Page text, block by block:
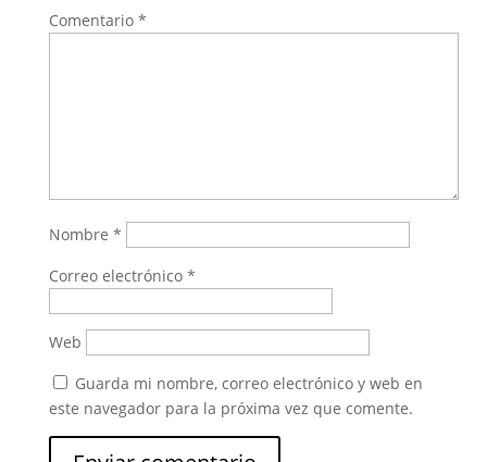
Comentario *
Nombre *
Correo electrónico *
Web
Guarda mi nombre, correo electrónico y web en
este navegador para la próxima vez que comente.